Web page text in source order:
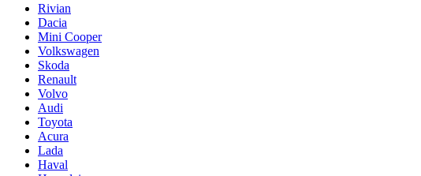
Rivian
Dacia
Mini Cooper
Volkswagen
Skoda
Renault
Volvo
Audi
Toyota
Acura
Lada
Haval